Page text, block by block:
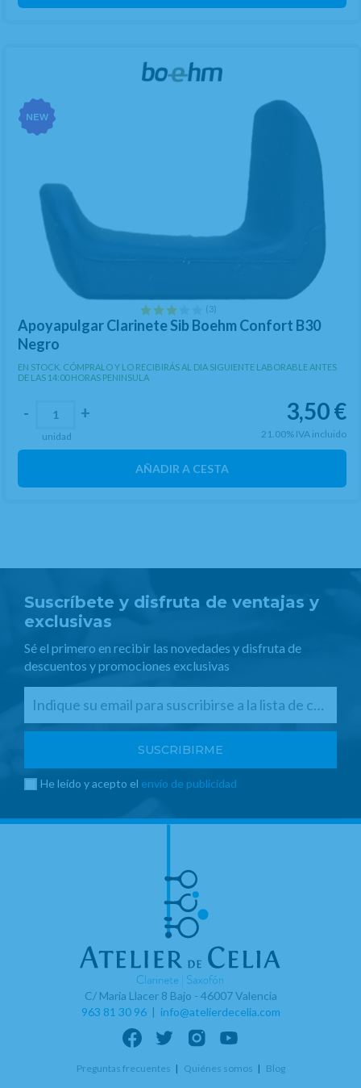
(3)
Apoyapulgar Clarinete Sib Boehm Confort B30
Negro
EN STOCK. CÓMPRALO Y LO RECIBIRÁS AL DIA SIGUIENTE LABORABLE ANTES
DE LAS 14:00 HORAS PENINSULA
3,50€
21.00% IVA incluido
- +
unidad
AÑADIR A CESTA
Suscríbete y disfruta de ventajas y
exclusivas
Sé el primero en recibir las novedades y disfruta de
descuentos y promociones exclusivas
He leído y acepto el envío de publicidad
C/ Maria Llacer 8 Bajo - 46007 Valencia
963 81 30 96| info@atelierdecelia.com
Preguntas frecuentes Quiénes somos Blog